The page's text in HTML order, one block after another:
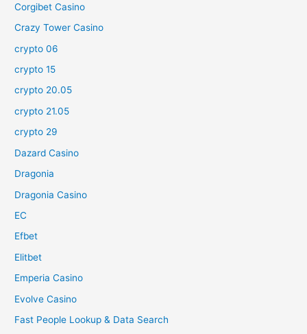
Corgibet Casino
Crazy Tower Сasino
crypto 06
crypto 15
crypto 20.05
crypto 21.05
crypto 29
Dazard Casino
Dragonia
Dragonia Casino
EC
Efbet
Elitbet
Emperia Casino
Evolve Casino
Fast People Lookup & Data Search